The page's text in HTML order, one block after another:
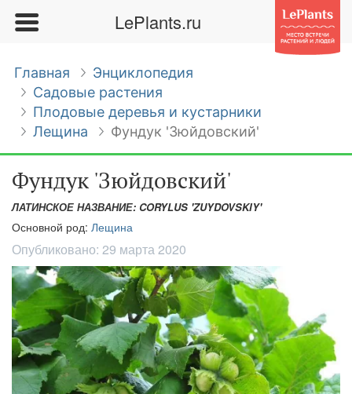
LePlants.ru
Главная
Энциклопедия
Садовые растения
Плодовые деревья и кустарники
Лещина
Фундук 'Зюйдовский'
Фундук 'Зюйдовский'
ЛАТИНСКОЕ НАЗВАНИЕ: CORYLUS 'ZUYDOVSKIY'
Основной род: Лещина
Опубликовано: 29 марта 2020